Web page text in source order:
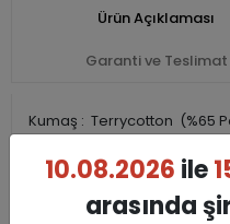
Ürün Açıklaması
Garanti ve Teslimat
Kumaş : Terrycotton (%65
Siparişler 7-10 İş Günü
10.08.2026 ile
arasında